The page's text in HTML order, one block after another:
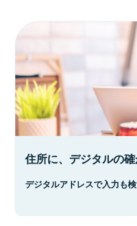
住所に、デジタルの確
デジタルアドレスで入力も検